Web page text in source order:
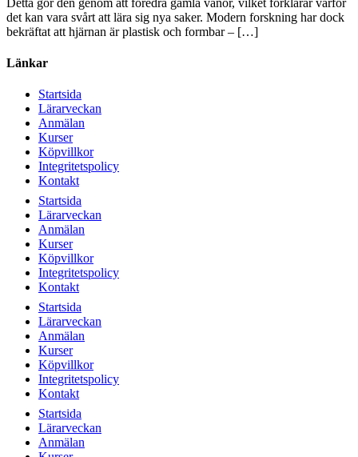
det kan vara svårt att lära sig nya saker. Modern forskning har dock
bekräftat att hjärnan är plastisk och formbar – […]
Länkar
Startsida
Lärarveckan
Anmälan
Kurser
Köpvillkor
Integritetspolicy
Kontakt
Startsida
Lärarveckan
Anmälan
Kurser
Köpvillkor
Integritetspolicy
Kontakt
Startsida
Lärarveckan
Anmälan
Kurser
Köpvillkor
Integritetspolicy
Kontakt
Startsida
Lärarveckan
Anmälan